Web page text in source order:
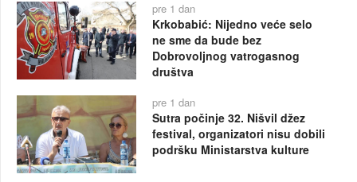
pre 1 dan
Krkobabić: Nijedno veće selo
ne sme da bude bez
Dobrovoljnog vatrogasnog
društva
pre 1 dan
Sutra počinje 32. Nišvil džez
festival, organizatori nisu dobili
podršku Ministarstva kulture